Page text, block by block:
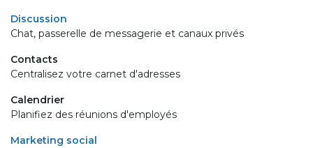
Discussion
Chat, passerelle de messagerie et canaux privés
Contacts
Centralisez votre carnet d'adresses
Calendrier
Planifiez des réunions d'employés
Marketing social